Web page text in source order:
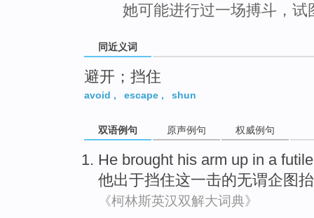
她可能进行过一场搏斗，试
同近义词
避开；挡住
avoid , escape , shun
双语例句 原声例句 权威例句
He brought his arm up in a futile
他出于挡住这一击的无谓企图
《柯林斯英汉双解大词典》